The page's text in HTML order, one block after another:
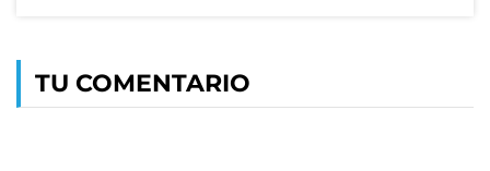
TU COMENTARIO